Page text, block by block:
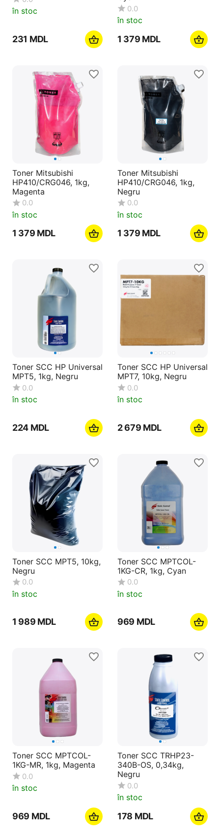
în stoc
‍231‍ MDL
0.0
în stoc
1 379 MDL
Toner Mitsubishi
HP410/CRG046, 1kg,
Magenta
0.0
în stoc
1 379 MDL
Toner Mitsubishi
HP410/CRG046, 1kg,
Negru
0.0
în stoc
1 379 MDL
Toner SCC HP Universal
MPT5, 1kg, Negru
0.0
în stoc
‍224‍ MDL
Toner SCC HP Universal
MPT7, 10kg, Negru
0.0
în stoc
2 679 MDL
Toner SCC MPT5, 10kg,
Negru
0.0
în stoc
1 989 MDL
Toner SCC MPTCOL-
1KG-CR, 1kg, Cyan
0.0
în stoc
‍969‍ MDL
Toner SCC MPTCOL-
1KG-MR, 1kg, Magenta
0.0
în stoc
‍969‍ MDL
Toner SCC TRHP23-
340B-OS, 0,34kg,
Negru
0.0
în stoc
‍178‍ MDL